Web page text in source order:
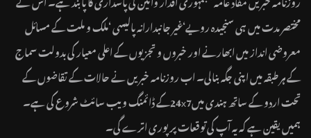
مختصر مدت میں ہی سنجیدہ رویے‘غیر جانبدارانہ پالیسی ‘ملک و ملت کے مسائل
معروضی انداز میں ابھارنے اور خبروں و تجزیوں کے اعلی معیار کی بدولت سماج
کے ہر طبقہ میں اپنی جگہ بنالی۔ اب روزنامہ خبریں نے حالات کے تقاضوں کے
تحت اردو کے ساتھ ہندی میں24x7کے ڈائمنگ ویب سائٹ شروع کی ہے۔
ہمیں یقین ہے کہ یہ آپ کی توقعات پر پوری اترے گی۔